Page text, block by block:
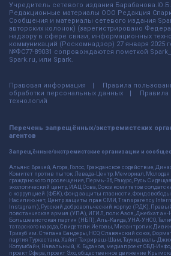
Учредитель сетевого издания
Редакционные материалы ООО Редакция
Сообщения и материалы сетевого издания
авторских колонок) (зарегистрировано
надзору в сфере связи, информационных
коммуникаций (Роскомнадзор) 27 января 2025
№ФС77-89031 сопровождаются пометкой
Spark.ru, или Spark.
Правовая информация Правила
обработки персональных данных
Правила
технологий
Перечень запрещённых/экстремистских
агентов
Запрещённые/экстремистские организации и
Альянс Врачей, Агора, Голос, Гражданское содействие,
Комитет против пыток, Левада-Центр, Мемориал,
гражданского просвещения, Пермь-36, Ракурс, Русь
экологический центр, ИАЦ Сова, Союз комитетов
с коррупцией (ФБК), Фонд защиты гласности, Фонд
Насилию.нет, Центр защиты прав СМИ, Transparency
Instagram), Русский добровольческий корпус (РДК),
повстанческая армия (УПА), ИГИЛ, полк Азов, Джебхат ан-
Большевистская партия (НБП), Аль-Каида, УНА-УНСО,
татарского народа, Свидетели Иеговы, Мизантропик
Тризуб им. Степана Бандеры, НСО, Славянский союз,
партия Туркестана, Хайят Тахрир аш-Шам, Таухид валь-
Колумбайн, Навальный, К. Буданов, медиапроект ОВД-
проект Сфера, проект Эхо, общественное движение